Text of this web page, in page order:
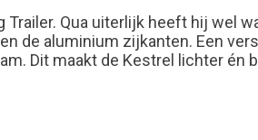
Qua uiterlijk heeft hij wel
de aluminium zijkanten. Een
Dit maakt de Kestrel lichter én